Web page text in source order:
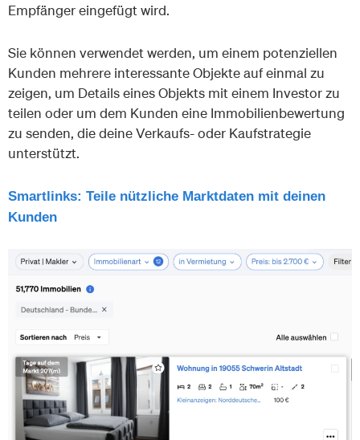
Empfänger eingefügt wird.
Sie können verwendet werden, um einem potenziellen
Kunden mehrere interessante Objekte auf einmal zu
zeigen, um Details eines Objekts mit einem Investor zu
teilen oder um dem Kunden eine Immobilienbewertung
zu senden, die deine Verkaufs- oder Kaufstrategie
unterstützt.
Smartlinks: Teile nützliche Marktdaten mit deinen
Kunden